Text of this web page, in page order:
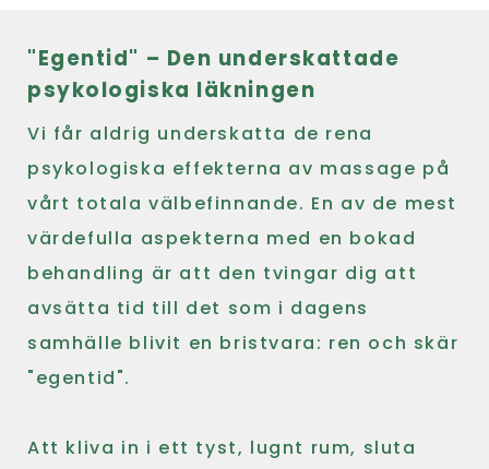
"Egentid" – Den underskattade
psykologiska läkningen
Vi får aldrig underskatta de rena
psykologiska effekterna av massage på
vårt totala välbefinnande. En av de mest
värdefulla aspekterna med en bokad
behandling är att den tvingar dig att
avsätta tid till det som i dagens
samhälle blivit en bristvara: ren och skär
"egentid".
Att kliva in i ett tyst, lugnt rum, sluta